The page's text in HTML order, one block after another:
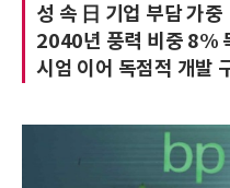
성 속 日 기업 부담 가중
2040년 풍력 비중 8%
시엄 이어 독점적 개발